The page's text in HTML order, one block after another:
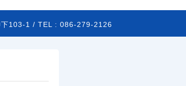
下103-1 / TEL : 086-279-2126